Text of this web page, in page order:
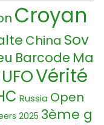
Croyan
China Sov
Barcode Ma
UFOVérité
Russia Open
2025 3ème g